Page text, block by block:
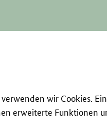
wir Cookies.
erweiterte Funktionen